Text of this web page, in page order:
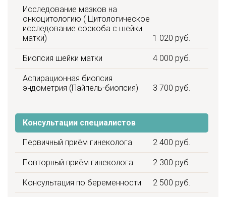
Исследование мазков на
онкоцитологию ( Цитологическое
исследование соскоба с шейки
матки)
1 020 руб.
Биопсия шейки матки 4 000 руб.
Аспирационная биопсия
эндометрия (Пайпель-биопсия)
3 700 руб.
Консультации специалистов
Первичный приём гинеколога 2 400 руб.
Повторный приём гинеколога 2 300 руб.
Консультация по беременности 2 500 руб.